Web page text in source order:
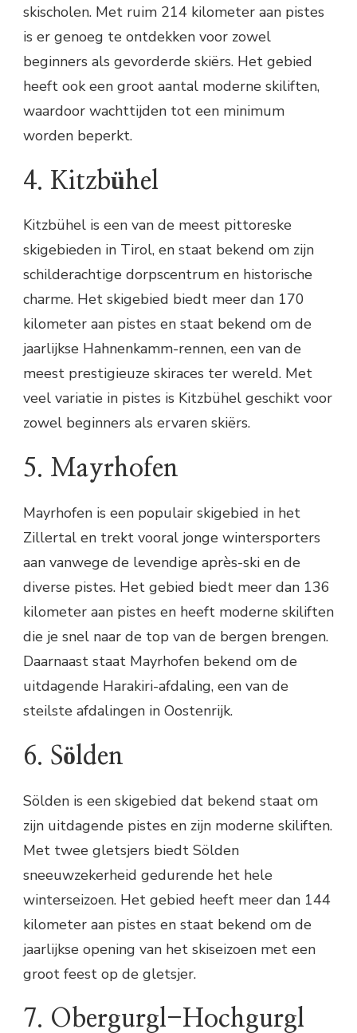
skischolen. Met ruim 214 kilometer aan pistes
is er genoeg te ontdekken voor zowel
beginners als gevorderde skiërs. Het gebied
heeft ook een groot aantal moderne skiliften,
waardoor wachttijden tot een minimum
worden beperkt.
4. Kitzbühel
Kitzbühel is een van de meest pittoreske
skigebieden in Tirol, en staat bekend om zijn
schilderachtige dorpscentrum en historische
charme. Het skigebied biedt meer dan 170
kilometer aan pistes en staat bekend om de
jaarlijkse Hahnenkamm-rennen, een van de
meest prestigieuze skiraces ter wereld. Met
veel variatie in pistes is Kitzbühel geschikt voor
zowel beginners als ervaren skiërs.
5. Mayrhofen
Mayrhofen is een populair skigebied in het
Zillertal en trekt vooral jonge wintersporters
aan vanwege de levendige après-ski en de
diverse pistes. Het gebied biedt meer dan 136
kilometer aan pistes en heeft moderne skiliften
die je snel naar de top van de bergen brengen.
Daarnaast staat Mayrhofen bekend om de
uitdagende Harakiri-afdaling, een van de
steilste afdalingen in Oostenrijk.
6. Sölden
Sölden is een skigebied dat bekend staat om
zijn uitdagende pistes en zijn moderne skiliften.
Met twee gletsjers biedt Sölden
sneeuwzekerheid gedurende het hele
winterseizoen. Het gebied heeft meer dan 144
kilometer aan pistes en staat bekend om de
jaarlijkse opening van het skiseizoen met een
groot feest op de gletsjer.
7. Obergurgl-Hochgurgl